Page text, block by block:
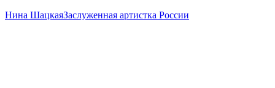
Нина ШацкаяЗаслуженная артистка России